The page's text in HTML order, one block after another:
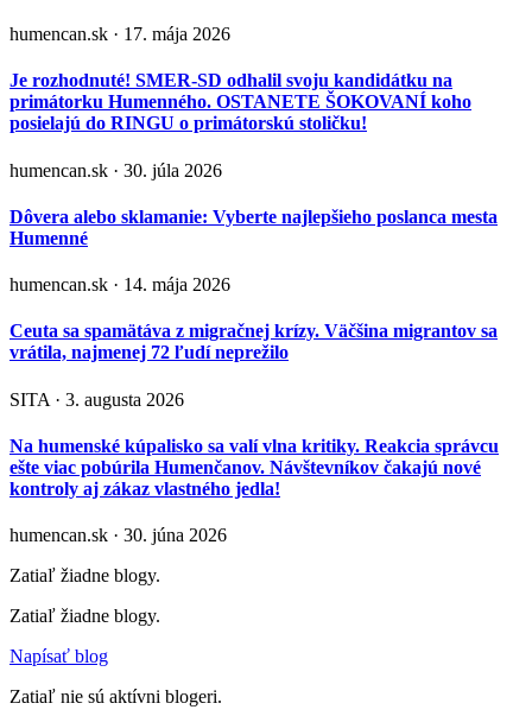
humencan.sk · 17. mája 2026
Je rozhodnuté! SMER-SD odhalil svoju kandidátku na
primátorku Humenného. OSTANETE ŠOKOVANÍ koho
posielajú do RINGU o primátorskú stoličku!
humencan.sk · 30. júla 2026
Dôvera alebo sklamanie: Vyberte najlepšieho poslanca mesta
Humenné
humencan.sk · 14. mája 2026
Ceuta sa spamätáva z migračnej krízy. Väčšina migrantov sa
vrátila, najmenej 72 ľudí neprežilo
SITA · 3. augusta 2026
Na humenské kúpalisko sa valí vlna kritiky. Reakcia správcu
ešte viac pobúrila Humenčanov. Návštevníkov čakajú nové
kontroly aj zákaz vlastného jedla!
humencan.sk · 30. júna 2026
Zatiaľ žiadne blogy.
Zatiaľ žiadne blogy.
Napísať blog
Zatiaľ nie sú aktívni blogeri.